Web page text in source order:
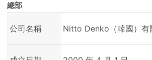
總部
公司名稱 Nitto Denko（韓國）有